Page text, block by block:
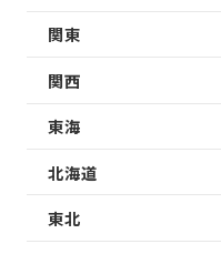
関東
関西
東海
北海道
東北